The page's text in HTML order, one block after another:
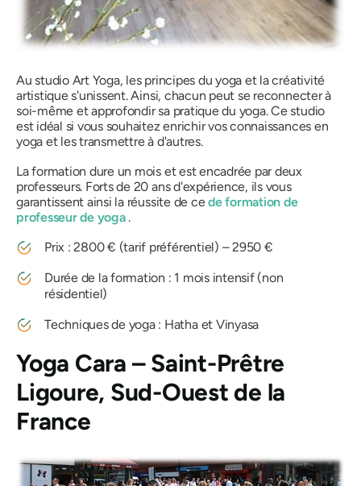
Au studio Art Yoga, les principes du yoga et la créativité
artistique s'unissent. Ainsi, chacun peut se reconnecter à
soi-même et approfondir sa pratique du yoga. Ce studio
est idéal si vous souhaitez enrichir vos connaissances en
yoga et les transmettre à d'autres.
La formation dure un mois et est encadrée par deux
professeurs. Forts de 20 ans d'expérience, ils vous
garantissent ainsi la réussite de cede formation de
professeur de yoga.
Prix ​​: 2800 € (tarif préférentiel) – 2950 €
Durée de la formation : 1 mois intensif (non
résidentiel)
Techniques de yoga : Hatha et Vinyasa
Yoga Cara – Saint-Prêtre
Ligoure, Sud-Ouest de la
France